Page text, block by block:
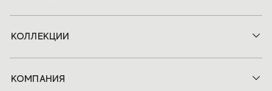
КОЛЛЕКЦИИ
КОМПАНИЯ